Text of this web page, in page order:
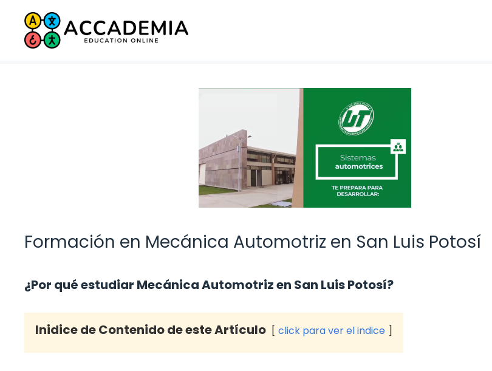
Saltar
contenido
Formación en Mecánica Automotriz en San Luis Potosí
¿Por qué estudiar Mecánica Automotriz en San Luis Potosí?
Inidice de Contenido de este Artículo click para ver el indice